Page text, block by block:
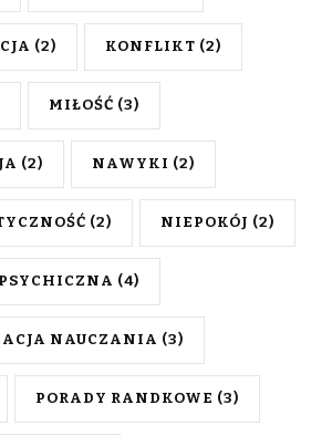
(2) KONFLIKT (2)
MIŁOŚĆ (3)
(2) NAWYKI (2)
(2) NIEPOKÓJ (2)
(4)
NAUCZANIA (3)
PORADY RANDKOWE (3)